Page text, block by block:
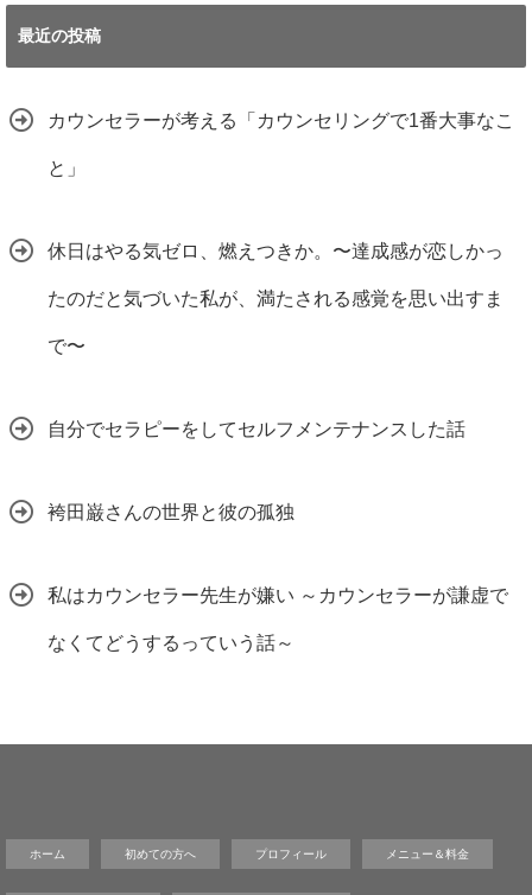
最近の投稿
カウンセラーが考える「カウンセリングで1番大事なこ
と」
休日はやる気ゼロ、燃えつきか。〜達成感が恋しかっ
たのだと気づいた私が、満たされる感覚を思い出すま
で〜
自分でセラピーをしてセルフメンテナンスした話
袴田巌さんの世界と彼の孤独
私はカウンセラー先生が嫌い ～カウンセラーが謙虚で
なくてどうするっていう話～
ホーム 初めての方へ プロフィール メニュー＆料金